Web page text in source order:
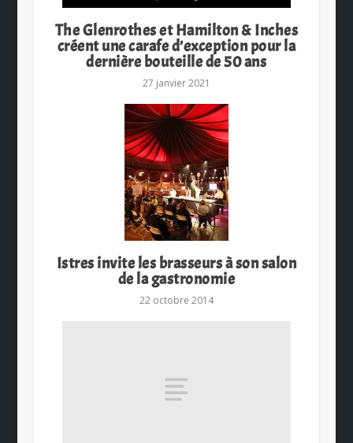
The Glenrothes et Hamilton & Inches
créent une carafe d’exception pour la
dernière bouteille de 50 ans
27 janvier 2021
Istres invite les brasseurs à son salon
de la gastronomie
22 octobre 2014